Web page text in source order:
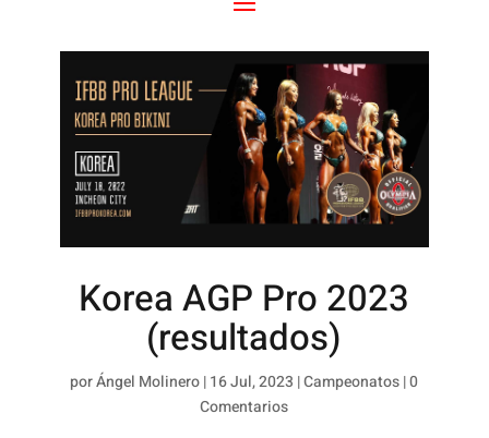
Korea AGP Pro 2023
(resultados)
porÁngel Molinero|16 Jul, 2023 |Campeonatos|0
Comentarios